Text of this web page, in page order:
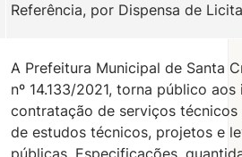
Referência, por Dispensa de
A Prefeitura Municipal de Santa
nº 14.133/2021, torna público
contratação de serviços
de estudos técnicos, projetos e